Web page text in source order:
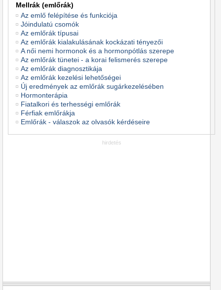
Mellrák (emlőrák)
Az emlő felépítése és funkciója
Jóindulatú csomók
Az emlőrák típusai
Az emlőrák kialakulásának kockázati tényezői
A női nemi hormonok és a hormonpótlás szerepe
Az emlőrák tünetei - a korai felismerés szerepe
Az emlőrák diagnosztikája
Az emlőrák kezelési lehetőségei
Új eredmények az emlőrák sugárkezelésében
Hormonterápia
Fiatalkori és terhességi emlőrák
Férfiak emlőrákja
Emlőrák - válaszok az olvasók kérdéseire
hirdetés